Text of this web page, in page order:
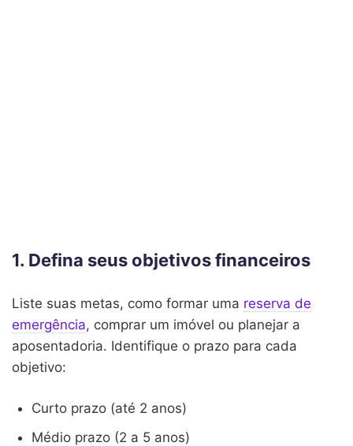
1. Defina seus objetivos financeiros
Liste suas metas, como formar uma reserva de
emergência, comprar um imóvel ou planejar a
aposentadoria. Identifique o prazo para cada
objetivo:
Curto prazo (até 2 anos)
Médio prazo (2 a 5 anos)